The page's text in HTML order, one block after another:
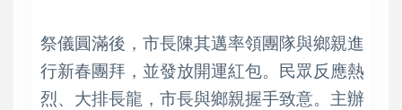
祭儀圓滿後，市長陳其邁率領團隊與鄉親進
行新春團拜，並發放開運紅包。民眾反應熱
烈、大排長龍，市長與鄉親握手致意。主辦